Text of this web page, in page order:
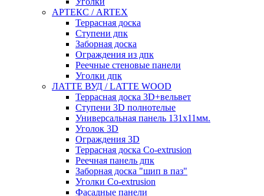
АРТЕКС / ARTEX
Террасная доска
Ступени дпк
Заборная доска
Ограждения из дпк
Реечные стеновые панели
Уголки дпк
ЛАТТЕ ВУД / LATTE WOOD
Террасная доска 3D+вельвет
Ступени 3D полнотелые
Универсальная панель 131x11мм.
Уголок 3D
Ограждения 3D
Террасная доска Co-extrusion
Реечная панель дпк
Заборная доска "шип в паз"
Уголки Co-extrusion
Фасадные панели